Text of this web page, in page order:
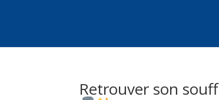
Retrouver son